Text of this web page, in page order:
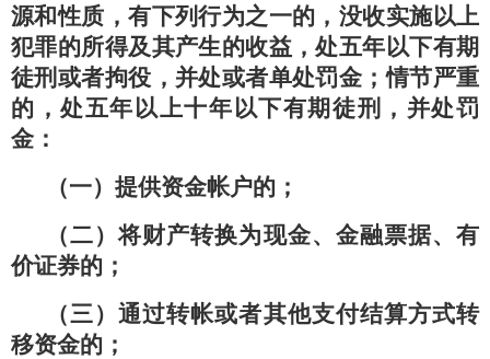
源和性质，有下列行为之一的，没收实施以上
犯罪的所得及其产生的收益，处五年以下有期
徒刑或者拘役，并处或者单处罚金；情节严重
的，处五年以上十年以下有期徒刑，并处罚
金：
（一）提供资金帐户的；
（二）将财产转换为现金、金融票据、有
价证券的；
（三）通过转帐或者其他支付结算方式转
移资金的；